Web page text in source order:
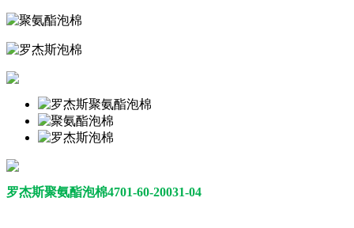
罗杰斯聚氨酯泡棉4701-60-20031-04